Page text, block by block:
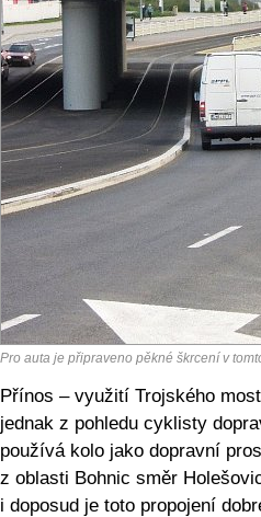
Pro auta je připraveno pěkné škrcení v
Přínos – využití Trojského
jednak z pohledu cyklisty
používá kolo jako dopravní
z oblasti Bohnic směr
i doposud je toto propojení